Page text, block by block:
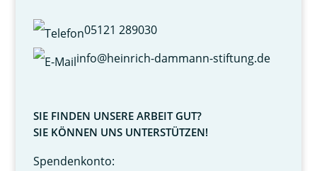
05121 289030
info@heinrich-dammann-stiftung.de
SIE FINDEN UNSERE ARBEIT GUT?
SIE KÖNNEN UNS UNTERSTÜTZEN!
Spendenkonto: